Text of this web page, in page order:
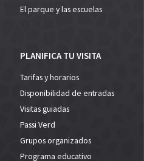
El parque y las escuelas
PLANIFICA TU VISITA
Tarifas y horarios
Disponibilidad de entradas
Visitas guiadas
Passi Verd
Grupos organizados
Programa educativo